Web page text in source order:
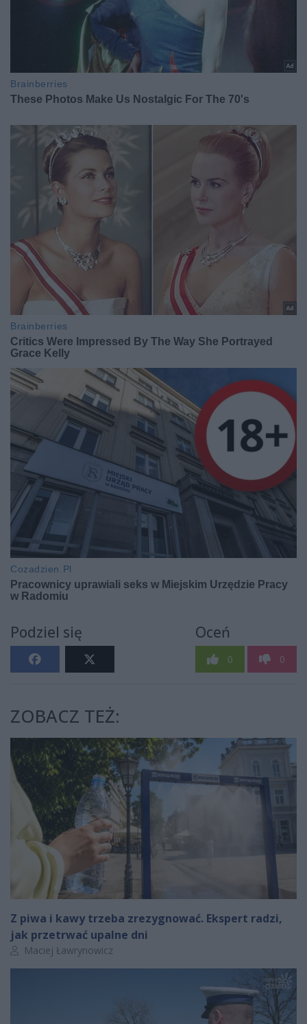
Podziel się Oceń
0 0
ZOBACZ TEŻ:
Z piwa i kawy trzeba zrezygnować. Ekspert radzi,
jak przetrwać upalne dni
Autor artykułu:
Maciej Ławrynowicz